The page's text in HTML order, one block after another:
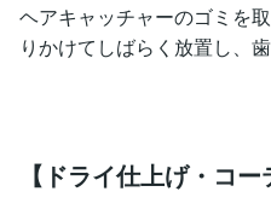
ヘアキャッチャーのゴミを
りかけてしばらく放置し、
【ドライ仕上げ・コー